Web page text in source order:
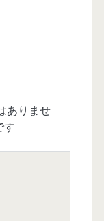
ありませ
す